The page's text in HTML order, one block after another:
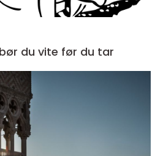
du vite før du tar